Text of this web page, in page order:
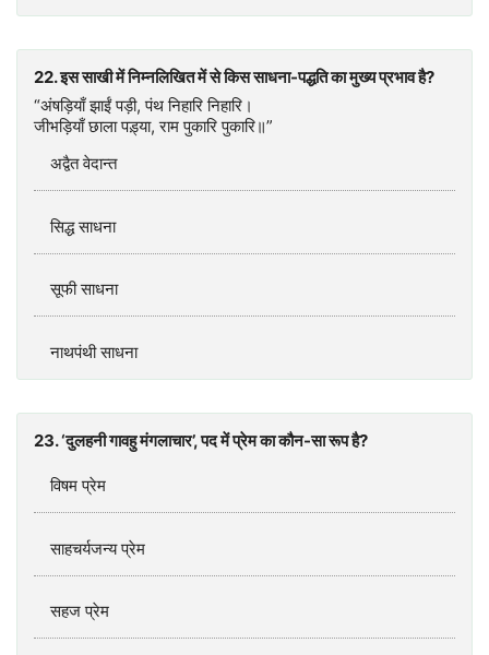
22. इस साखी में निम्नलिखित में से किस साधना-पद्धति का मुख्य प्रभाव है?
“अंषड़ियाँ झाईं पड़ी, पंथ निहारि निहारि।
जीभड़ियाँ छाला पड़्या, राम पुकारि पुकारि॥”
अद्वैत वेदान्त
सिद्ध साधना
सूफी साधना
नाथपंथी साधना
23. ‘दुलहनी गावहु मंगलाचार’, पद में प्रेम का कौन-सा रूप है?
विषम प्रेम
साहचर्यजन्य प्रेम
सहज प्रेम